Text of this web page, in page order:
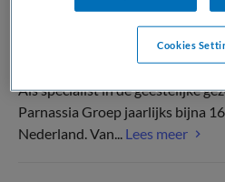
Als specialist in de geestelijke
Parnassia Groep jaarlijks bijna
Nederland. Van... Lees meer
Cookies